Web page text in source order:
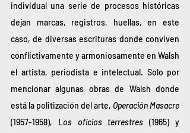
individual una serie de procesos históricas
dejan marcas, registros, huellas, en este
caso, de diversas escrituras donde conviven
conflictivamente y armoniosamente en Walsh
el artista, periodista e intelectual. Solo por
mencionar algunas obras de Walsh donde
está la politización del arte,
(1957-1958), Los oficios terrestres (1965) y